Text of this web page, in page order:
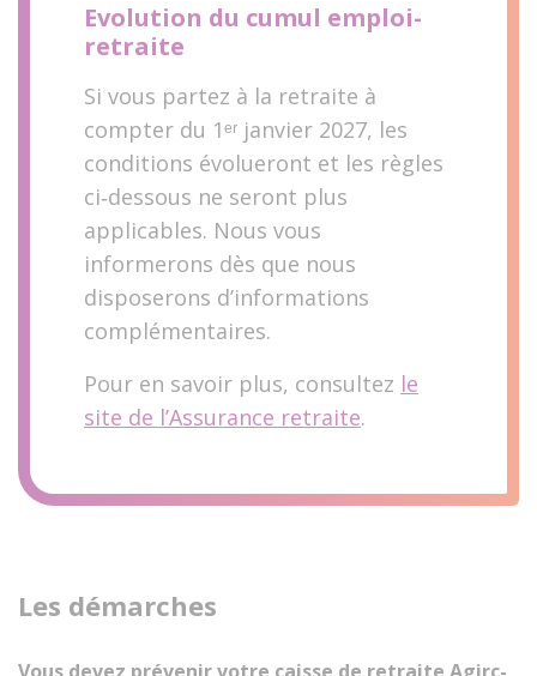
Evolution du cumul emploi-
retraite
Si vous partez à la retraite à
compter du 1ᵉʳ janvier 2027, les
conditions évolueront et les règles
ci‑dessous ne seront plus
applicables. Nous vous
informerons dès que nous
disposerons d’informations
complémentaires.
Pour en savoir plus, consultez le
site de l’Assurance retraite.
Les démarches